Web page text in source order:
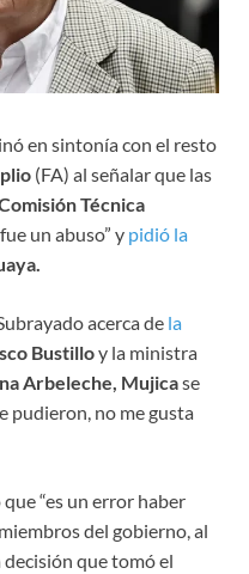
en sintonía con el resto
(FA) al señalar que las
Técnica
un abuso” y pidió la
acerca de la
Bustilloy la ministra
Arbeleche, Mujicase
pudieron, no me gusta
“es un error haber
del gobierno, al
que tomó el